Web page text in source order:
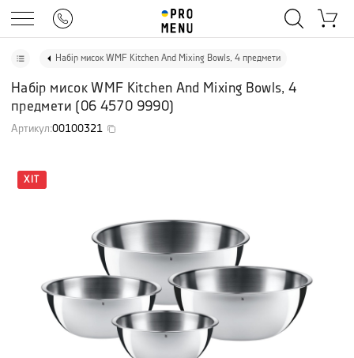
Набір мисок WMF Kitchen And Mixing Bowls, 4 предмети
Набір мисок WMF Kitchen And Mixing Bowls, 4
предмети (06 4570 9990)
Артикул:00100321
ХІТ